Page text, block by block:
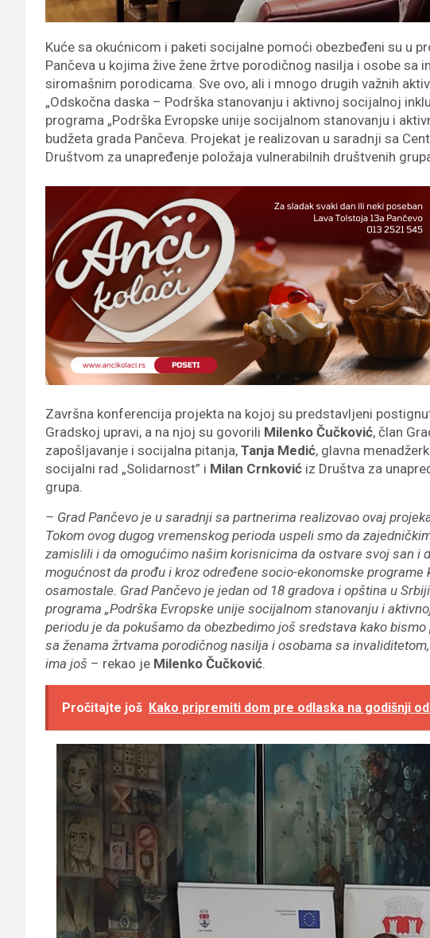
Kuće sa okućnicom i paketi socijalne pomoći obezbeđeni su u
Pančeva u kojima žive žene žrtve porodičnog nasilja i osobe sa
siromašnim porodicama. Sve ovo, ali i mnogo drugih važnih
„Odskočna daska – Podrška stanovanju i aktivnoj socijalnoj
programa „Podrška Evropske unije socijalnom stanovanju i
budžeta grada Pančeva. Projekat je realizovan u saradnji sa
Društvom za unapređenje položaja vulnerabilnih društvenih
Završna konferencija projekta na kojoj su predstavljeni
Gradskoj upravi, a na njoj su govorili Milenko Čučković, član
zapošljavanje i socijalna pitanja, Tanja Medić, glavna
socijalni rad „Solidarnost” i Milan Crnković iz Društva za
grupa.
– Grad Pančevo je u saradnji sa partnerima realizovao ovaj
Tokom ovog dugog vremenskog perioda uspeli smo da
zamislili i da omogućimo našim korisnicima da ostvare svoj san i
mogućnost da prođu i kroz određene socio-ekonomske
osamostale. Grad Pančevo je jedan od 18 gradova i opština u
programa „Podrška Evropske unije socijalnom stanovanju i
periodu je da pokušamo da obezbedimo još sredstava kako
sa ženama žrtvama porodičnog nasilja i osobama sa
ima još – rekao je Milenko Čučković.
Pročitajte još Kako pripremiti dom pre odlaska na godišnji